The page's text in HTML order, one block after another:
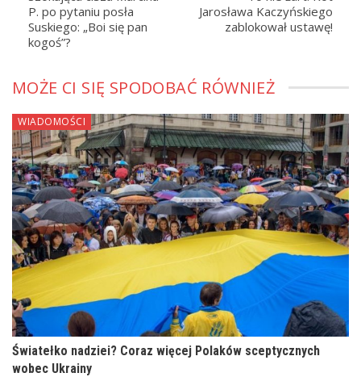
P. po pytaniu posła
Suskiego: „Boi się pan
kogoś”?
Jarosława Kaczyńskiego
zablokował ustawę!
MOŻE CI SIĘ SPODOBAĆ RÓWNIEŻ
WIADOMOŚCI
Światełko nadziei? Coraz więcej Polaków sceptycznych
wobec Ukrainy